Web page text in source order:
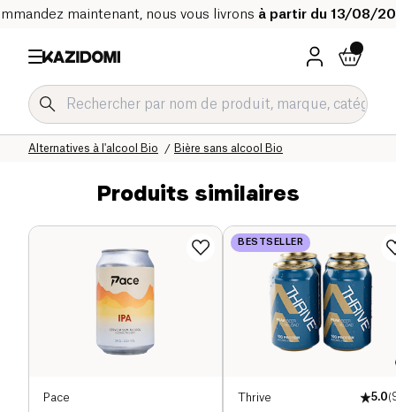
maintenant, nous vous livrons à partir du 13/08/
Bière sans alcool Bio
Alternatives à l'alcool Bio
Boissons Bio
Notre catalogue bio
Accueil
Produits similaires
Pace
BESTSELLER
Thrive 5.0(